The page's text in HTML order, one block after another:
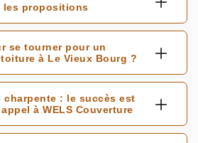
les propositions
se tourner pour un
à Le Vieux Bourg ?
charpente : le succès est
à WELS Couverture